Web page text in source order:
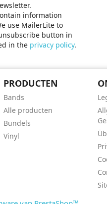
information
use MailerLite to
button in
in the privacy policy.
PRODUCTEN
Bands
Alle producten
Bundels
Vinyl